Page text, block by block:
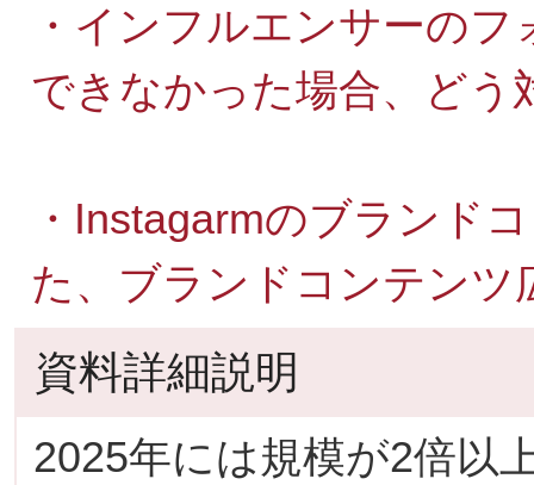
・インフルエンサーの
できなかった場合、どう
・Instagarmのブランド
た、ブランドコンテンツ
資料詳細説明
2025年には規模が2倍以